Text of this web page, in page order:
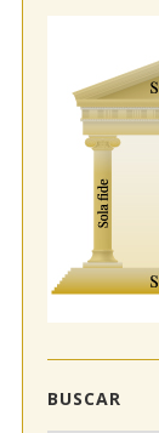
BUSCAR